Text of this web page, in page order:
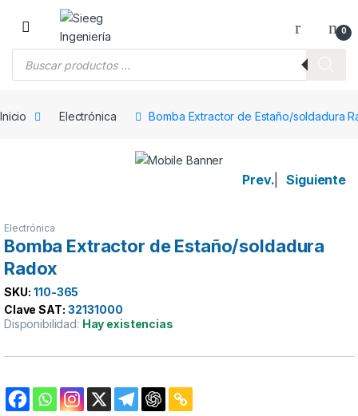
Saltar a la navegación
Saltar al contenido
0
Inicio Electrónica Bomba Extractor de Estaño/soldadura
Prev. Siguiente
Electrónica
Bomba Extractor de Estaño/soldadura
Radox
SKU: 110-365
Clave SAT: 32131000
Disponibilidad: Hay existencias